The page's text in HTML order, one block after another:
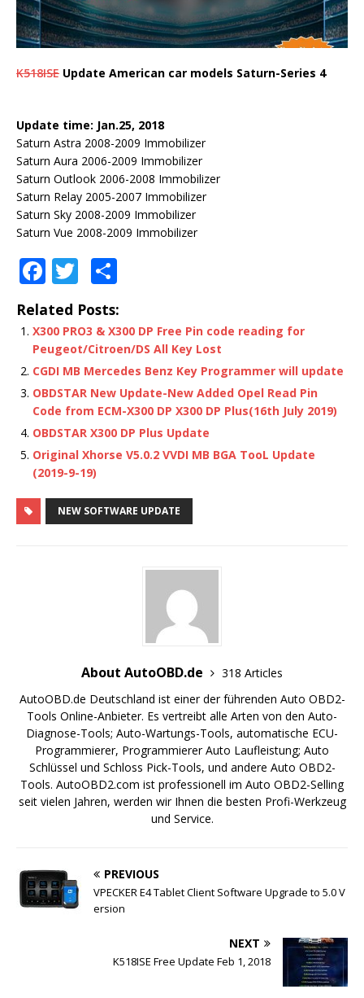
K518ISE Update American car models Saturn-Series 4
Update time: Jan.25, 2018
Saturn Astra 2008-2009 Immobilizer
Saturn Aura 2006-2009 Immobilizer
Saturn Outlook 2006-2008 Immobilizer
Saturn Relay 2005-2007 Immobilizer
Saturn Sky 2008-2009 Immobilizer
Saturn Vue 2008-2009 Immobilizer
F
a
c
e
b
o
o
k
T
w
it
te
r
ar
e
Related Posts:
X300 PRO3 & X300 DP Free Pin code reading for
Peugeot/Citroen/DS All Key Lost
CGDI MB Mercedes Benz Key Programmer will update
OBDSTAR New Update-New Added Opel Read Pin
Code from ECM-X300 DP X300 DP Plus(16th July 2019)
OBDSTAR X300 DP Plus Update
Original Xhorse V5.0.2 VVDI MB BGA TooL Update
(2019-9-19)
NEW SOFTWARE UPDATE
About AutoOBD.de
318 Articles
AutoOBD.de Deutschland ist einer der führenden Auto OBD2-
Tools Online-Anbieter. Es vertreibt alle Arten von den Auto-
Diagnose-Tools; Auto-Wartungs-Tools, automatische ECU-
Programmierer, Programmierer Auto Laufleistung; Auto
Schlüssel und Schloss Pick-Tools, und andere Auto OBD2-
Tools. AutoOBD2.com ist professionell im Auto OBD2-Selling
seit vielen Jahren, werden wir Ihnen die besten Profi-Werkzeug
und Service.
PREVIOUS
VPECKER E4 Tablet Client Software Upgrade to 5.0 V
ersion
NEXT
K518ISE Free Update Feb 1, 2018